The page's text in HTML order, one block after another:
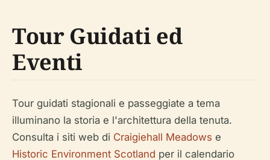
Tour Guidati ed
Eventi
Tour guidati stagionali e passeggiate a tema
illuminano la storia e l'architettura della tenuta.
Consulta i siti web di Craigiehall Meadows e
Historic Environment Scotland per il calendario